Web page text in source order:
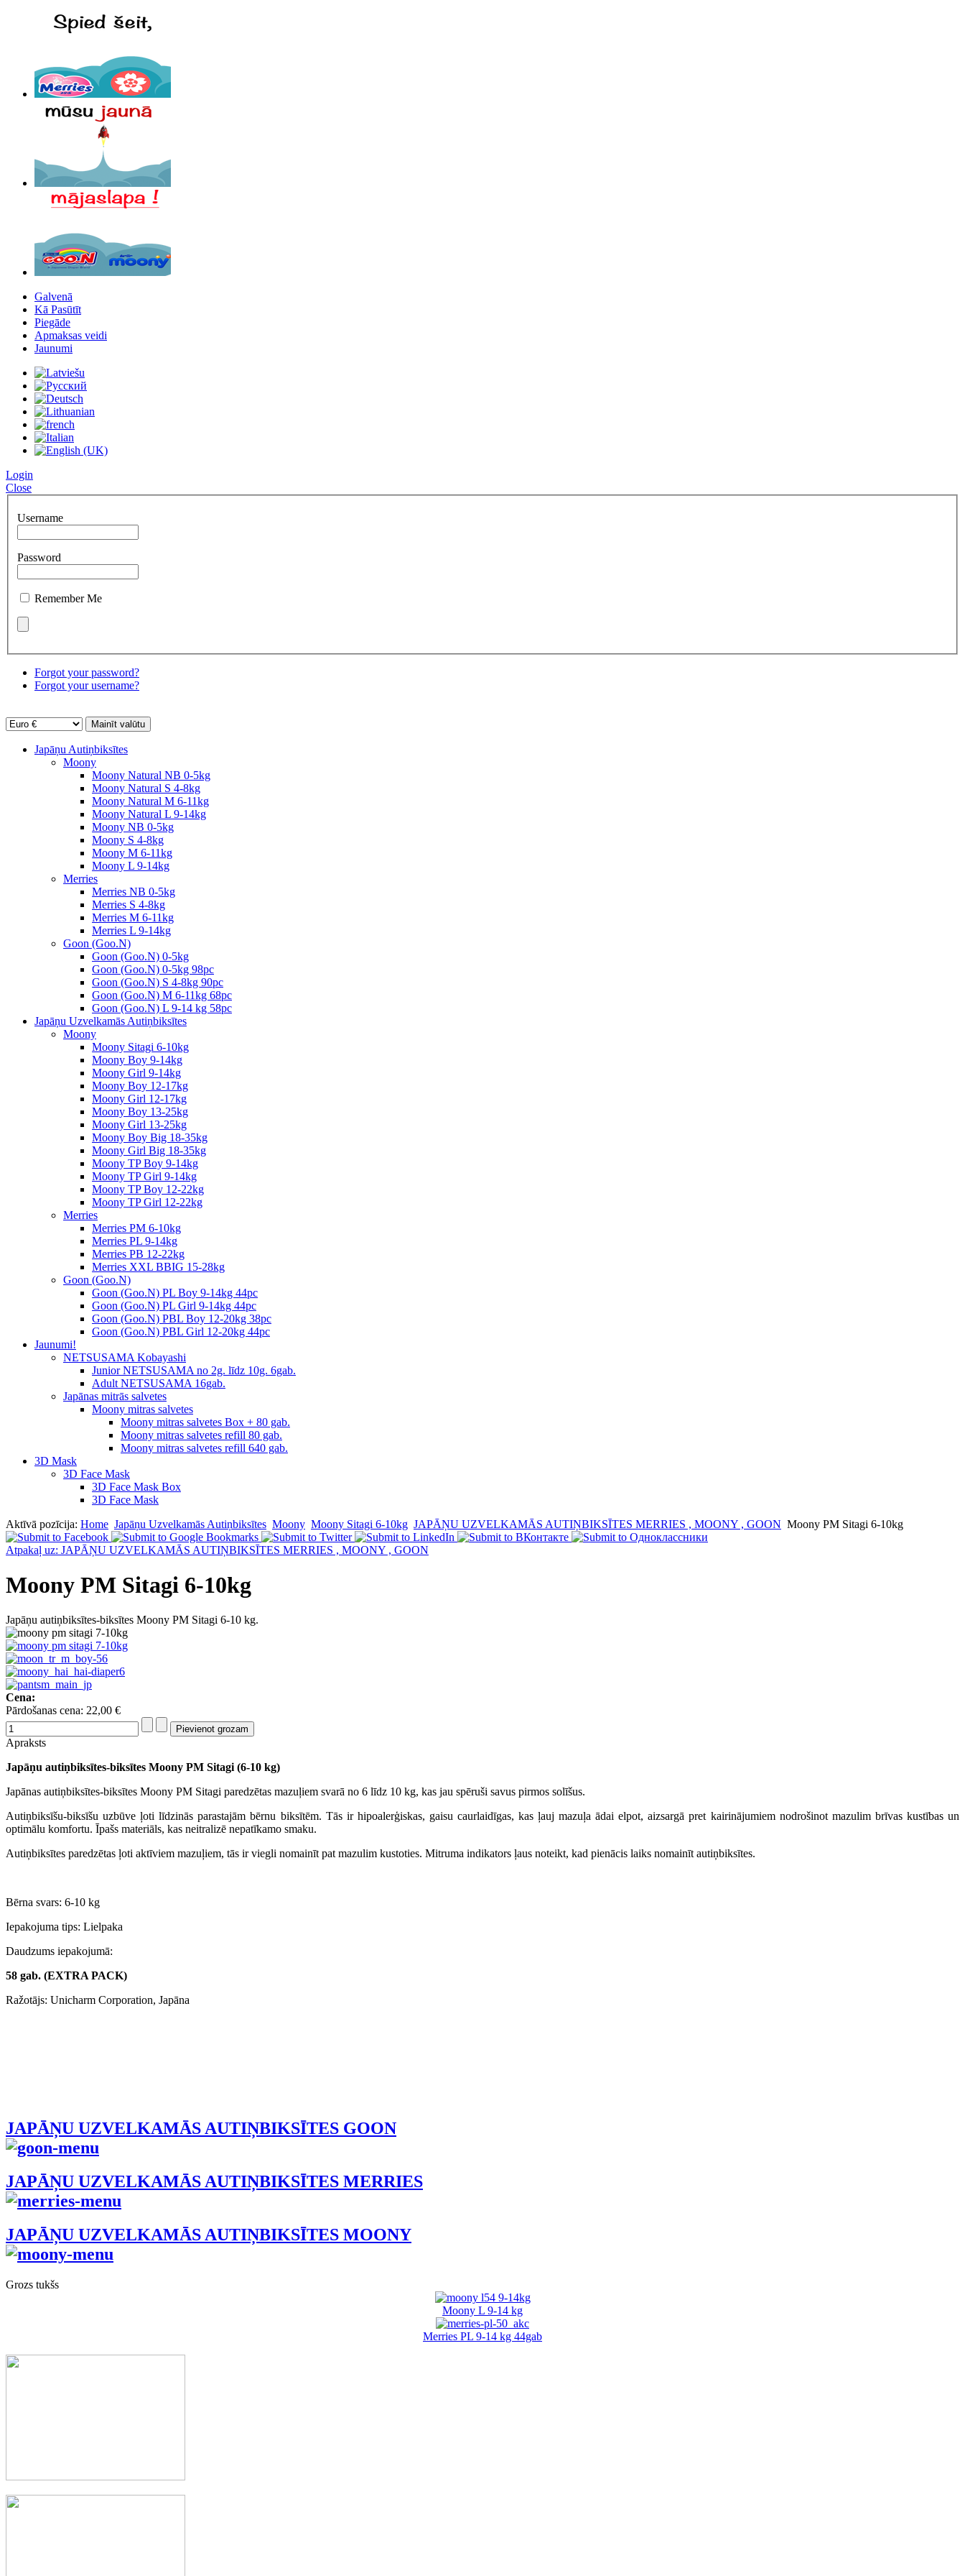
Galvenā
Kā Pasūtīt
Piegāde
Apmaksas veidi
Jaunumi
Login
Close
Username
Password
Remember Me
Forgot your password?
Forgot your username?
Japāņu Autiņbiksītes
Moony
Moony Natural NB 0-5kg
Moony Natural S 4-8kg
Moony Natural M 6-11kg
Moony Natural L 9-14kg
Moony NB 0-5kg
Moony S 4-8kg
Moony M 6-11kg
Moony L 9-14kg
Merries
Merries NB 0-5kg
Merries S 4-8kg
Merries M 6-11kg
Merries L 9-14kg
Goon (Goo.N)
Goon (Goo.N) 0-5kg
Goon (Goo.N) 0-5kg 98pc
Goon (Goo.N) S 4-8kg 90pc
Goon (Goo.N) M 6-11kg 68pc
Goon (Goo.N) L 9-14 kg 58pc
Japāņu Uzvelkamās Autiņbiksītes
Moony
Moony Sitagi 6-10kg
Moony Boy 9-14kg
Moony Girl 9-14kg
Moony Boy 12-17kg
Moony Girl 12-17kg
Moony Boy 13-25kg
Moony Girl 13-25kg
Moony Boy Big 18-35kg
Moony Girl Big 18-35kg
Moony TP Boy 9-14kg
Moony TP Girl 9-14kg
Moony TP Boy 12-22kg
Moony TP Girl 12-22kg
Merries
Merries PM 6-10kg
Merries PL 9-14kg
Merries PB 12-22kg
Merries XXL BBIG 15-28kg
Goon (Goo.N)
Goon (Goo.N) PL Boy 9-14kg 44pc
Goon (Goo.N) PL Girl 9-14kg 44pc
Goon (Goo.N) PBL Boy 12-20kg 38pc
Goon (Goo.N) PBL Girl 12-20kg 44pc
Jaunumi!
NETSUSAMA Kobayashi
Junior NETSUSAMA no 2g. līdz 10g. 6gab.
Adult NETSUSAMA 16gab.
Japānas mitrās salvetes
Moony mitras salvetes
Moony mitras salvetes Box + 80 gab.
Moony mitras salvetes refill 80 gab.
Moony mitras salvetes refill 640 gab.
3D Mask
3D Face Mask
3D Face Mask Box
3D Face Mask
Aktīvā pozīcija: Home Japāņu Uzvelkamās Autiņbiksītes Moony Moony Sitagi 6-10kg JAPĀŅU UZVELKAMĀS AUTIŅBIKSĪTES MERRIES , MOONY , GOON Moony PM Sitagi 6-10kg
Atpakaļ uz: JAPĀŅU UZVELKAMĀS AUTIŅBIKSĪTES MERRIES , MOONY , GOON
Moony PM Sitagi 6-10kg
Japāņu autiņbiksītes-biksītes Moony PM Sitagi 6-10 kg.
Cena:
Pārdošanas cena: 22,00 €
Apraksts
Japāņu autiņbiksītes-biksītes Moony PM Sitagi (6-10 kg)
Japānas autiņbiksītes-biksītes Moony PM Sitagi paredzētas mazuļiem svarā no 6 līdz 10 kg, kas jau spēruši savus pirmos solīšus.
Autiņbiksīšu-biksīšu uzbūve ļoti līdzinās parastajām bērnu biksītēm. Tās ir hipoalerģiskas, gaisu caurlaidīgas, kas ļauj mazuļa ādai elpot, aizsargā pret kairinājumiem nodrošinot mazulim brīvas kustības un
optimālu komfortu. Īpašs materiāls, kas neitralizē nepatīkamo smaku.
Autiņbiksītes paredzētas ļoti aktīviem mazuļiem, tās ir viegli nomainīt pat mazulim kustoties. Mitruma indikators ļaus noteikt, kad pienācis laiks nomainīt autiņbiksītes.
Bērna svars: 6-10 kg
Iepakojuma tips: Lielpaka
Daudzums iepakojumā:
58 gab. (EXTRA PACK)
Ražotājs: Unicharm Corporation, Japāna
JAPĀŅU UZVELKAMĀS AUTIŅBIKSĪTES GOON
JAPĀŅU UZVELKAMĀS AUTIŅBIKSĪTES MERRIES
JAPĀŅU UZVELKAMĀS AUTIŅBIKSĪTES MOONY
Grozs tukšs
Moony L 9-14 kg
Merries PL 9-14 kg 44gab